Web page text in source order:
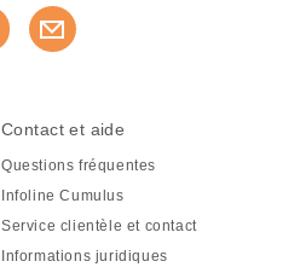
Contact et aide
Questions fréquentes
Infoline Cumulus
Service clientèle et contact
Informations juridiques